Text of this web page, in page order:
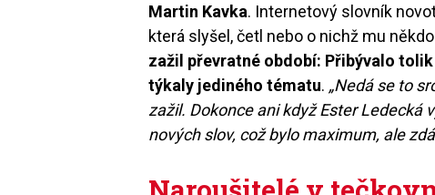
Martin Kavka. Internetový slovník
která slyšel, četl nebo o nichž mu
zažil převratné období: Přibývalo
týkaly jediného tématu. „Nedá se to
zažil. Dokonce ani když Ester
nových slov, což bylo maximum, ale